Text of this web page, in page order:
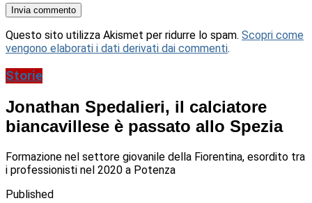
Questo sito utilizza Akismet per ridurre lo spam. Scopri come
vengono elaborati i dati derivati dai commenti.
Storie
Jonathan Spedalieri, il calciatore
biancavillese è passato allo Spezia
Formazione nel settore giovanile della Fiorentina, esordito tra
i professionisti nel 2020 a Potenza
Published